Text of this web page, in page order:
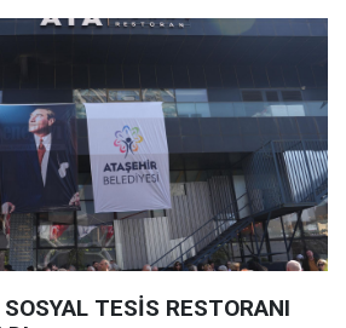
TESİS RESTORANI